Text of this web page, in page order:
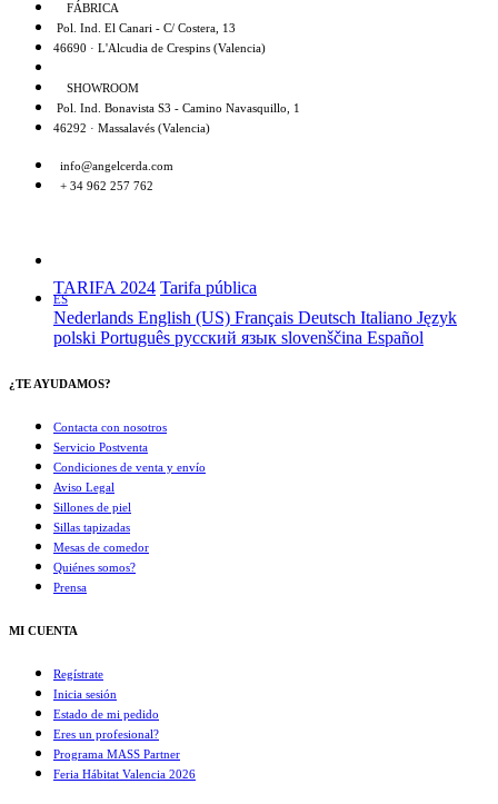
FÁBRICA
Pol. Ind. El Canari - C/ Costera, 13
46690 · L'Alcudia de Crespins (Valencia)
SHOWROOM
Pol. Ind. Bonavista S3 - Camino Navasquillo, 1
46292 · Massalavés (Valencia)
info@angelcerda.com
+ 34 962 257 762
TARIFA 2024 Tarifa pública
ES
Nederlands English (US) Français Deutsch Italiano Język
polski Português русский язык slovenščina Español
¿TE AYUDAMOS?
Contacta con nosotros
Servicio Postventa
Condiciones de venta y envío
Aviso Legal
Sillones de piel
Sillas tapizadas
Mesas de comedor
Quiénes somos?
Prensa
MI CUENTA
Regístrate
Inicia sesión
Estado de mi pedido
Eres un profesional?
Programa MASS Partner
Feria Hábitat Valencia 2026​